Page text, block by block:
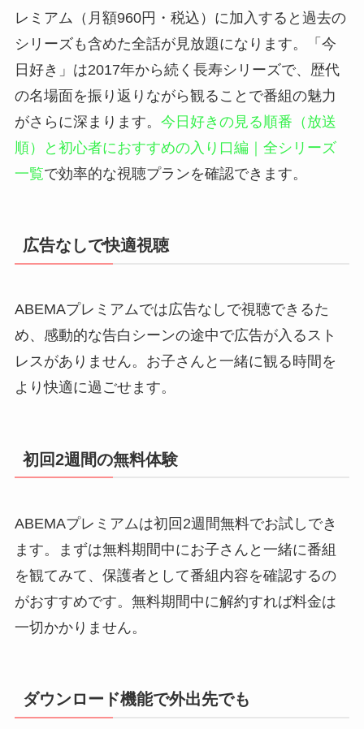
レミアム（月額960円・税込）に加入すると過去の
シリーズも含めた全話が見放題になります。「今
日好き」は2017年から続く長寿シリーズで、歴代
の名場面を振り返りながら観ることで番組の魅力
がさらに深まります。 今日好きの見る順番（放送
順）と初心者におすすめの入り口編｜全シリーズ
一覧で効率的な視聴プランを確認できます。
広告なしで快適視聴
ABEMAプレミアムでは広告なしで視聴できるた
め、感動的な告白シーンの途中で広告が入るスト
レスがありません。お子さんと一緒に観る時間を
より快適に過ごせます。
初回2週間の無料体験
ABEMAプレミアムは初回2週間無料でお試しでき
ます。まずは無料期間中にお子さんと一緒に番組
を観てみて、保護者として番組内容を確認するの
がおすすめです。無料期間中に解約すれば料金は
一切かかりません。
ダウンロード機能で外出先でも